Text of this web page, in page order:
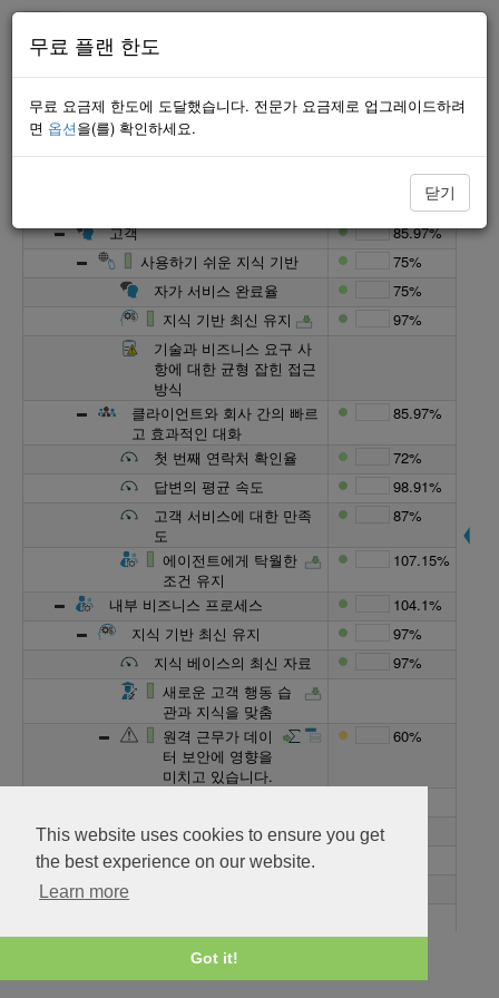
This website uses cookies to ensure you get
the best experience on our website.
Learn more
Got it!
최소한의
이름
프로그레스
53.33%
53.33%
고객
85.97%
사용하기 쉬운 지식 기반
75%
자가 서비스 완료율
75%
지식 기반 최신 유지
97%
기술과 비즈니스 요구 사
항에 대한 균형 잡힌 접근
방식
클라이언트와 회사 간의 빠르
고 효과적인 대화
85.97%
첫 번째 연락처 확인율
72%
답변의 평균 속도
98.91%
고객 서비스에 대한 만족
도
87%
에이전트에게 탁월한
조건 유지
107.15%
내부 비즈니스 프로세스
104.1%
지식 기반 최신 유지
97%
지식 베이스의 최신 자료
97%
새로운 고객 행동 습
관과 지식을 맞춤
원격 근무가 데이
터 보안에 영향을
미치고 있습니다.
60%
영향
규제 변경사항
무료 플랜 한도
무료 요금제 한도에 도달했습니다. 전문가 요금제로 업그레이드하려
면 옵션을(를) 확인하세요.
닫기